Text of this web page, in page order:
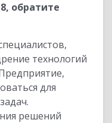
обратите
технологий
для
решений